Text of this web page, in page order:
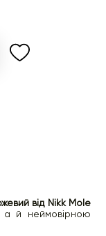
від Nikk Mole
а й неймовірною